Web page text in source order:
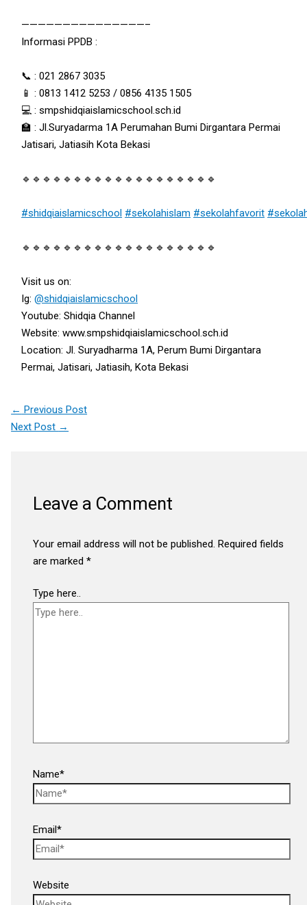
———————————————–
Informasi PPDB :
📞 : 021 2867 3035
📱 : 0813 1412 5253 / 0856 4135 1505
💻 : smpshidqiaislamicschool.sch.id
🏫 : Jl.Suryadarma 1A Perumahan Bumi Dirgantara Permai
Jatisari, Jatiasih Kota Bekasi
🔹🔹🔹🔹🔹🔹🔹🔹🔹🔹🔹🔹🔹🔹🔹🔹🔹🔹🔹
#shidqiaislamicschool #sekolahislam #sekolahfavorit
🔹🔹🔹🔹🔹🔹🔹🔹🔹🔹🔹🔹🔹🔹🔹🔹🔹🔹🔹
Visit us on:
Ig:@shidqiaislamicschool
Youtube: Shidqia Channel
Website: www.smpshidqiaislamicschool.sch.id
Location: Jl. Suryadharma 1A, Perum Bumi Dirgantara
Permai, Jatisari, Jatiasih, Kota Bekasi
← Previous Post
Next Post →
Leave a Comment
Your email address will not be published. Required fields
are marked*
Type here..
Name*
Email*
Website